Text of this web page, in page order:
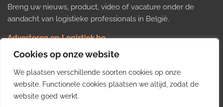
Cookies op onze website
We plaatsen verschillende soorten cookies op onze
website. Functionele cookies plaatsen we altijd, zodat de
website goed werkt.
Breng uw nieuws, product, video of vacature onder de
aandacht van logistieke professionals in België.
Adverteren op Logistiek.be
Nieuws insturen
Uw video op Logistiek.TV
Job plaatsen
Gratis wekelijkse update